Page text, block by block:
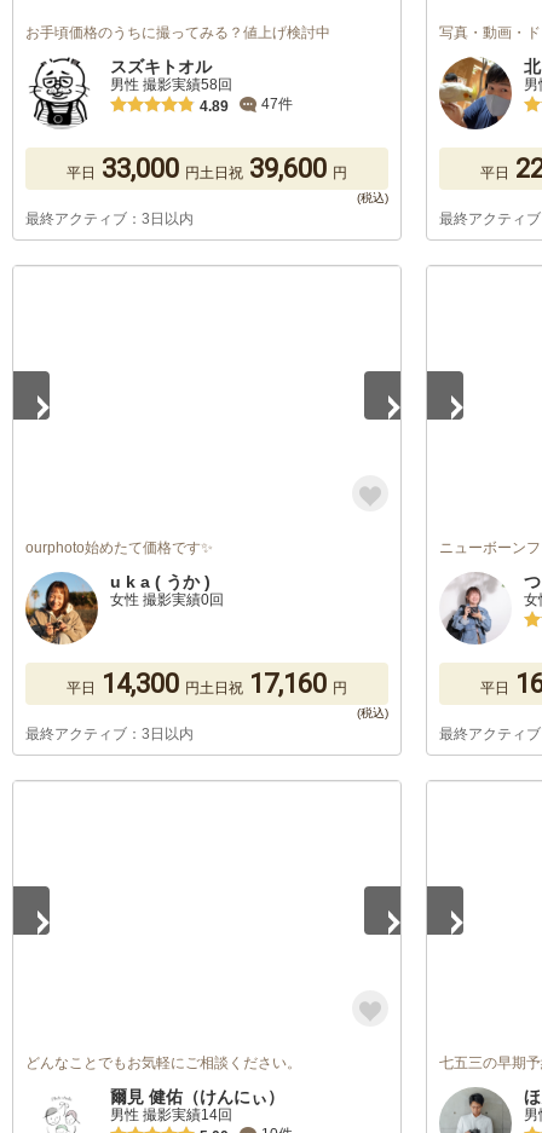
お手頃価格のうちに撮ってみる？値上げ検討中
スズキトオル
男性 撮影実績58回
4.89
47件
平日 33,000 円土日祝 39,600 円
最終アクティブ：3日以内
写真・動画・
平日
最終アクティ
ourphoto始めたて価格です✨
u k a ( うか )
女性 撮影実績0回
平日 14,300 円土日祝 17,160 円
最終アクティブ：3日以内
ニューボーン
女
平日
最終アクティ
どんなことでもお気軽にご相談ください。
爾見 健佑（けんにぃ）
男性 撮影実績14回
七五三の早期